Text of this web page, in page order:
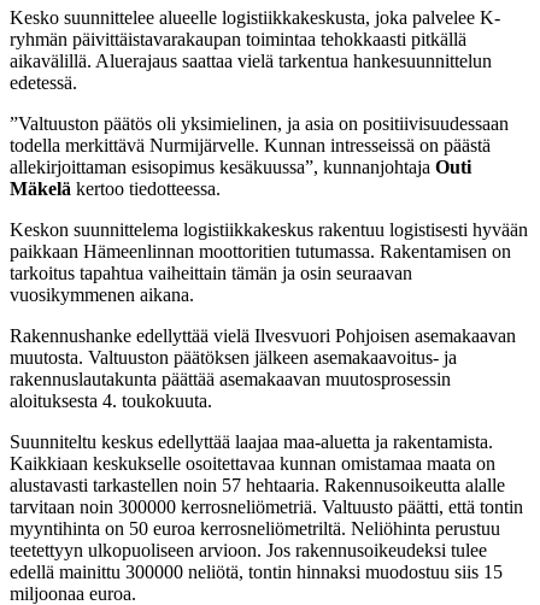
Kesko suunnittelee alueelle logistiikkakeskusta, joka palvelee K-
ryhmän päivittäistavarakaupan toimintaa tehokkaasti pitkällä
aikavälillä. Aluerajaus saattaa vielä tarkentua hankesuunnittelun
edetessä.
”Valtuuston päätös oli yksimielinen, ja asia on positiivisuudessaan
todella merkittävä Nurmijärvelle. Kunnan intresseissä on päästä
allekirjoittaman esisopimus kesäkuussa”, kunnanjohtaja Outi
Mäkelä kertoo tiedotteessa.
Keskon suunnittelema logistiikkakeskus rakentuu logistisesti hyvään
paikkaan Hämeenlinnan moottoritien tutumassa. Rakentamisen on
tarkoitus tapahtua vaiheittain tämän ja osin seuraavan
vuosikymmenen aikana.
Rakennushanke edellyttää vielä Ilvesvuori Pohjoisen asemakaavan
muutosta. Valtuuston päätöksen jälkeen asemakaavoitus- ja
rakennuslautakunta päättää asemakaavan muutosprosessin
aloituksesta 4. toukokuuta.
Suunniteltu keskus edellyttää laajaa maa-aluetta ja rakentamista.
Kaikkiaan keskukselle osoitettavaa kunnan omistamaa maata on
alustavasti tarkastellen noin 57 hehtaaria. Rakennusoikeutta alalle
tarvitaan noin 300000 kerrosneliömetriä. Valtuusto päätti, että tontin
myyntihinta on 50 euroa kerrosneliömetriltä. Neliöhinta perustuu
teetettyyn ulkopuoliseen arvioon. Jos rakennusoikeudeksi tulee
edellä mainittu 300000 neliötä, tontin hinnaksi muodostuu siis 15
miljoonaa euroa.